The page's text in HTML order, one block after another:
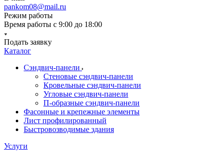
pankom08@mail.ru
Режим работы
Время работы с 9:00 до 18:00
Подать заявку
Каталог
Сэндвич-панели
Стеновые сэндвич-панели
Кровельные сэндвич-панели
Угловые сэндвич-панели
П-образные сэндвич-панели
Фасонные и крепежные элементы
Лист профилированный
Быстровозводимые здания
Услуги